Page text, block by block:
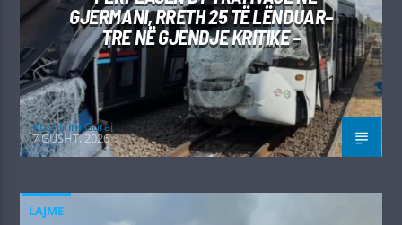
GJERMANI, RRETH 25 TË LËNDUAR–
TRE NË GJENDJE KRITIKE –
Kushtrim Guraj
7 GUSHT, 2026
LAJME